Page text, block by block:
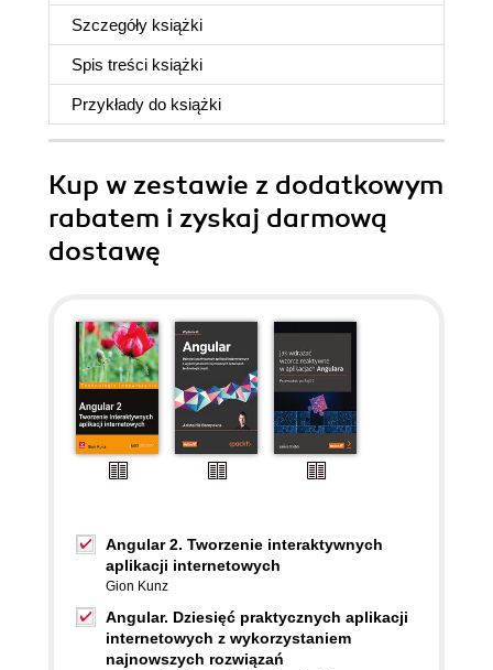
Szczegóły książki
Spis treści książki
Przykłady do książki
Kup w zestawie z dodatkowym
rabatem i zyskaj darmową
dostawę
Angular 2. Tworzenie interaktywnych
aplikacji internetowych
Gion Kunz
Angular. Dziesięć praktycznych aplikacji
internetowych z wykorzystaniem
najnowszych rozwiązań